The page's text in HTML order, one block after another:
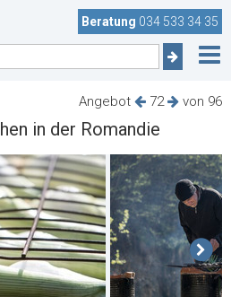
Beratung 034 533 34 35
Angebot 72 von 96
in der Romandie